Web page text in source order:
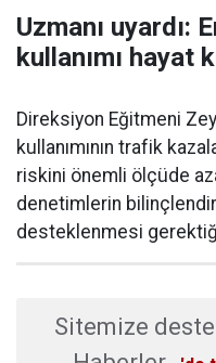
Uzmanı uyardı:
kullanımı hayat
Direksiyon Eğitmeni
kullanımının trafik
riskini önemli ölçüde
denetimlerin
desteklenmesi
Sitemize